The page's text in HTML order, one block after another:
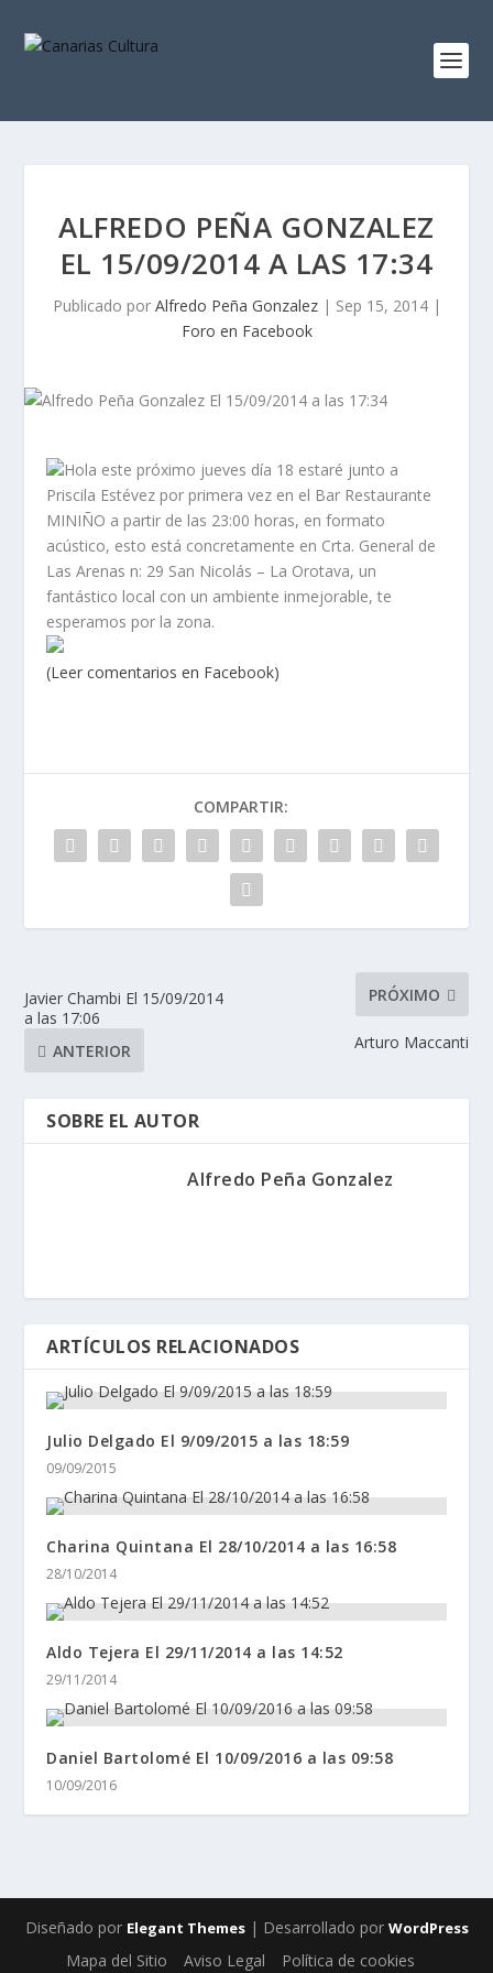
ALFREDO PEÑA GONZALEZ
EL 15/09/2014 A LAS 17:34
Publicado por Alfredo Peña Gonzalez| Sep 15, 2014|
Foro en Facebook
Hola este próximo jueves día 18 estaré junto a
Priscila Estévez por primera vez en el Bar Restaurante
MINIÑO a partir de las 23:00 horas, en formato
acústico, esto está concretamente en Crta. General de
Las Arenas n: 29 San Nicolás – La Orotava, un
fantástico local con un ambiente inmejorable, te
esperamos por la zona.
(Leer comentarios en Facebook)
COMPARTIR:
Javier Chambi El 15/09/2014
a las 17:06
ANTERIOR
PRÓXIMO
Arturo Maccanti
SOBRE EL AUTOR
Alfredo Peña Gonzalez
ARTÍCULOS RELACIONADOS
Julio Delgado El 9/09/2015 a las 18:59
09/09/2015
Charina Quintana El 28/10/2014 a las 16:58
28/10/2014
Aldo Tejera El 29/11/2014 a las 14:52
29/11/2014
Daniel Bartolomé El 10/09/2016 a las 09:58
10/09/2016
Diseñado por Elegant Themes| Desarrollado por WordPress
Mapa del Sitio Aviso Legal Política de cookies